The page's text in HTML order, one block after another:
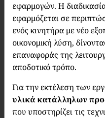
εφαρμογών. Η
εφαρμόζεται σε
ενός κινητήρα με νέο
οικονομική λύση,
επαναφοράς της
αποδοτικό τρόπο.
Για την εκτέλεση των
υλικά κατάλληλων
που υποστηρίζει τις